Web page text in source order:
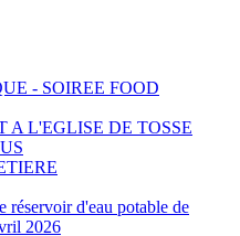
- SOIREE FOOD
A L'EGLISE DE TOSSE
d'eau potable de
2026